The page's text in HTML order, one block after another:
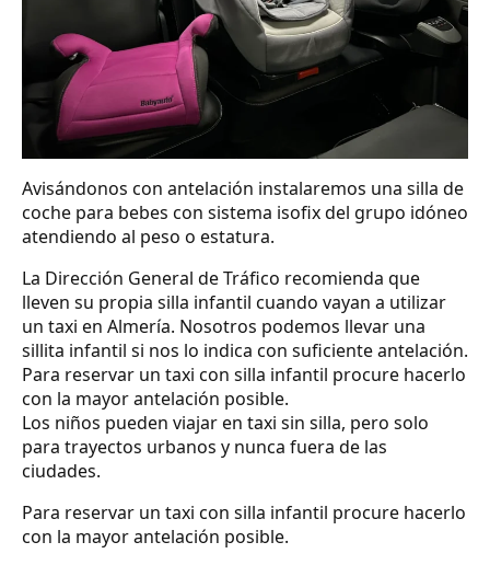
Avisándonos con antelación instalaremos una silla de
coche para bebes con sistema isofix del grupo idóneo
atendiendo al peso o estatura.
La Dirección General de Tráfico recomienda que
lleven su propia silla infantil cuando vayan a utilizar
un taxi en Almería. Nosotros podemos llevar una
sillita infantil si nos lo indica con suficiente antelación.
Para reservar un taxi con silla infantil procure hacerlo
con la mayor antelación posible.
Los niños pueden viajar en taxi sin silla, pero solo
para trayectos urbanos y nunca fuera de las
ciudades.
Para reservar un taxi con silla infantil procure hacerlo
con la mayor antelación posible.